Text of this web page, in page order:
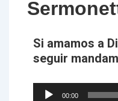
Si amamos a
seguir
Audio
00:00